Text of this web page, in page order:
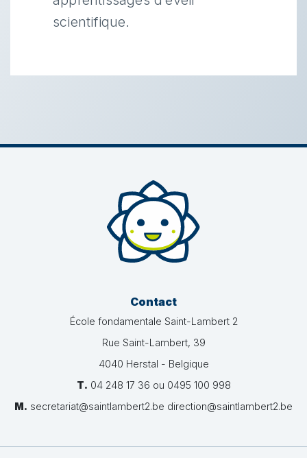
scientifique.
Contact
École fondamentale Saint-Lambert 2
Rue Saint-Lambert, 39
4040 Herstal - Belgique
T. 04 248 17 36 ou 0495 100 998
M. secretariat@saintlambert2.be direction@saintlambert2.be